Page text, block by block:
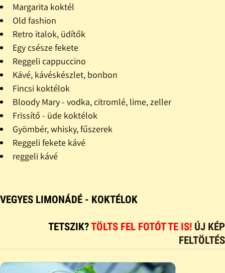
Margarita koktél
Old fashion
Retro italok, üdítők
Egy csésze fekete
Reggeli cappuccino
Kávé, kávéskészlet, bonbon
Fincsi koktélok
Bloody Mary - vodka, citromlé, lime, zeller
Frissítő - üde koktélok
Gyömbér, whisky, fűszerek
Reggeli fekete kávé
reggeli kávé
VEGYES LIMONÁDÉ - KOKTÉLOK
TETSZIK?TÖLTS FEL FOTÓT TE IS! ÚJ KÉP
FELTÖLTÉS